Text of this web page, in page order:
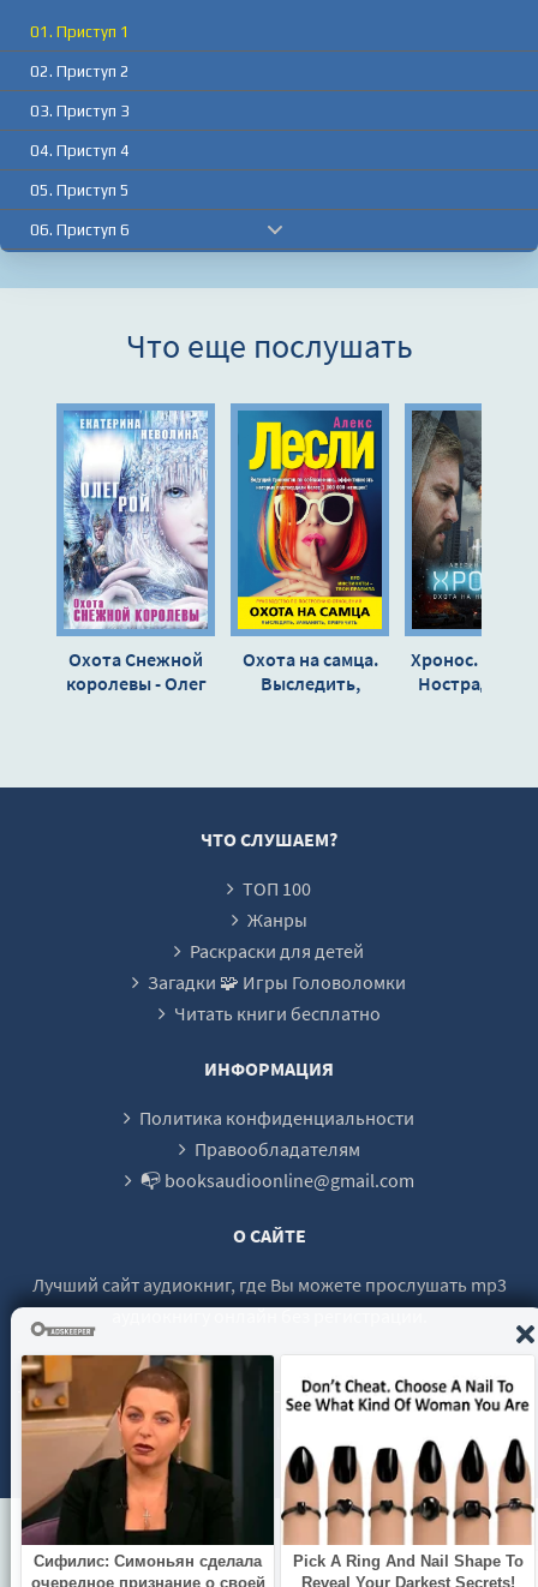
01. Приступ 1
02. Приступ 2
03. Приступ 3
04. Приступ 4
05. Приступ 5
06. Приступ 6
Что еще послушать
Охота Снежной
королевы - Олег
Охота на самца.
Выследить,
Хронос. Охота
ЧТО СЛУШАЕМ?
ТОП 100
Жанры
Раскраски для детей
Загадки 🧩 Игры Головоломки
Читать книги бесплатно
ИНФОРМАЦИЯ
Политика конфиденциальности
Правообладателям
📭 booksaudioonline@gmail.com
О САЙТЕ
Лучший сайт аудиокниг, где Вы можете прослушать mp3
© 2021 - 2026 booksaudio-online.com Все права защищены.